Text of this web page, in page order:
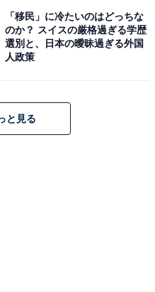
Instagram
「移民」に冷たいのはどっちな
のか？ スイスの厳格過ぎる学歴
選別と、日本の曖昧過ぎる外国
人政策
と見る